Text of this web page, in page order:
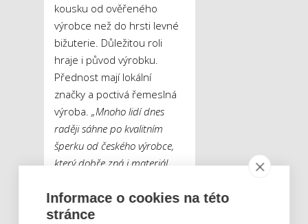
kousku od ověřeného
výrobce než do hrsti levné
bižuterie. Důležitou roli
hraje i původ výrobku.
Přednost mají lokální
značky a poctivá řemeslná
výroba. „Mnoho lidí dnes
raději sáhne po kvalitním
šperku od českého výrobce,
který dobře zná i materiál,
jasného původu a
z neznámých slitin,“
Informace o cookies na této
stránce